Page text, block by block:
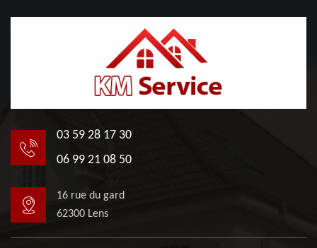
03 59 28 17 30
06 99 21 08 50
16 rue du gard
62300 Lens